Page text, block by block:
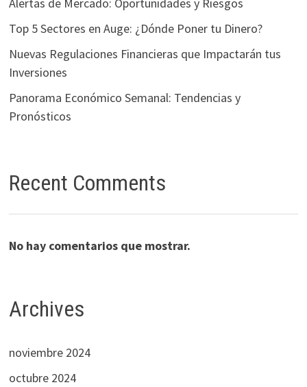
Top 5 Sectores en Auge: ¿Dónde Poner tu Dinero?
Nuevas Regulaciones Financieras que Impactarán tus
Inversiones
Panorama Económico Semanal: Tendencias y
Pronósticos
Recent Comments
No hay comentarios que mostrar.
Archives
noviembre 2024
octubre 2024